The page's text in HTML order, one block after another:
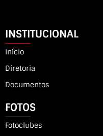
INSTITUCIONAL
Início
Diretoria
Documentos
FOTOS
Fotoclubes